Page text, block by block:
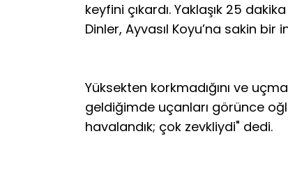
keyfini çıkardı. Yaklaşık 25
Dinler, Ayvasıl Koyu’na sakin bir
Yüksekten korkmadığını ve
geldiğimde uçanları görünce
havalandık; çok zevkliydi" dedi.